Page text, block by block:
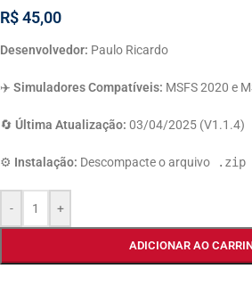
R$45,00
Desenvolvedor: Paulo Ricardo
✈️ Simuladores Compatíveis: MSFS 2020 e
🔄 Última Atualização: 03/04/2025 (V1.1.4)
⚙️ Instalação: Descompacte o arquivo .zip
- +
ADICIONAR AO